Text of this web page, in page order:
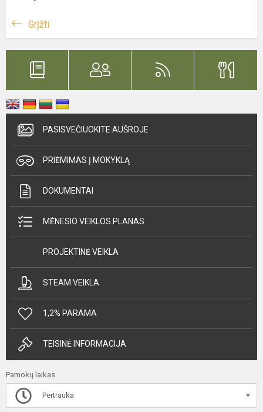
Grįžti
PASISVEČIUOKITE AUŠROJE
PRIĖMIMAS Į MOKYKLĄ
DOKUMENTAI
MĖNESIO VEIKLOS PLANAS
PROJEKTINĖ VEIKLA
STEAM VEIKLA
1,2% PARAMA
TEISINĖ INFORMACIJA
Pamokų laikas
Pertrauka